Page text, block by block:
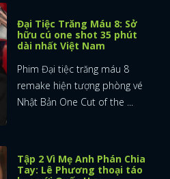
Đại Tiệc Trăng Máu 8: Sở
hữu cú one shot 35 phút
dài nhất Việt Nam
Phim Đại tiệc trăng máu 8
remake hiện tượng phòng vé
Nhật Bản One Cut of the ...
Tập 2 Vì Mẹ Anh Phán Chia
Tay: Lê Phương thoại táo